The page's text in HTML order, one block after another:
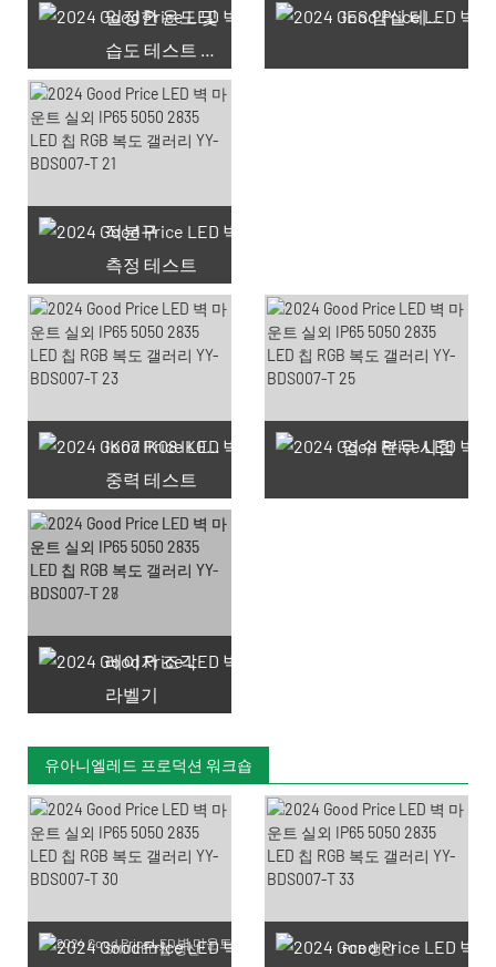
일정한 온도 및
습도 테스트 챔버
IES 암실 테스트
적분구
측정 테스트
사용 가능한 쿠폰 66개
IK07 IK08 IK09 IK10
중력 테스트
염수 분무 시험
레이저 조각
라벨기
유아니엘레드 프로덕션 워크숍
SMD LED 칩 생산 PCB 생산